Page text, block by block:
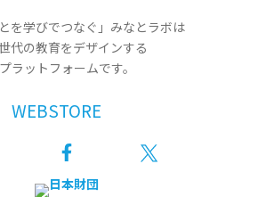
とを学びでつなぐ」みなとラボは
代の教育をデザインする
プラットフォームです。
WEBSTORE